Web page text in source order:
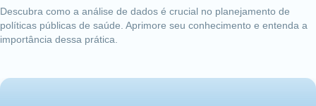
Descubra como a análise de dados é crucial no planejamento de
políticas públicas de saúde. Aprimore seu conhecimento e entenda a
importância dessa prática.